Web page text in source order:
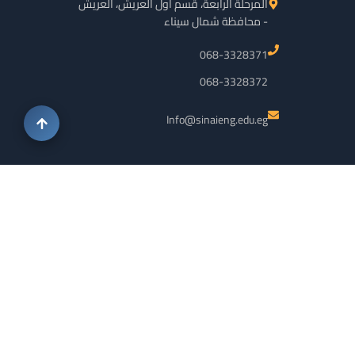
المرحلة الرابعة، قسم أول العريش، العريش
- محافظة شمال سيناء
068-3328371
068-3328372
Info@sinaieng.edu.eg